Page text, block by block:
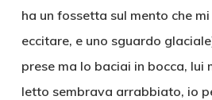
ha un fossetta sul mento che
eccitare, e uno sguardo
prese ma lo baciai in bocca, lui
letto sembrava arrabbiato, io